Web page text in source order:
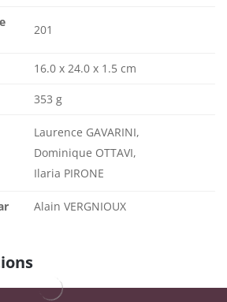
201
16.0 x 24.0 x 1.5 cm
353 g
Laurence GAVARINI,
Dominique OTTAVI,
Ilaria PIRONE
Alain VERGNIOUX